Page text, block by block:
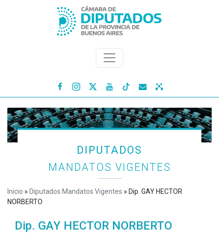
   
DIPUTADOS
MANDATOS VIGENTES
Inicio » Diputados Mandatos Vigentes » Dip. GAY HECTOR
NORBERTO
Dip. GAY HECTOR NORBERTO